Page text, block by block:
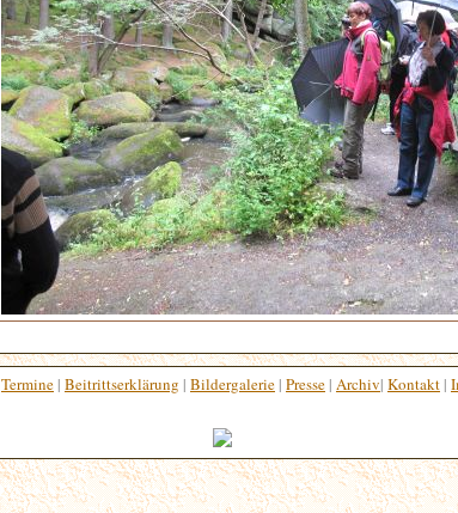
Termine | Beitrittserklärung | Bildergalerie | Presse | Archiv| Kontakt |